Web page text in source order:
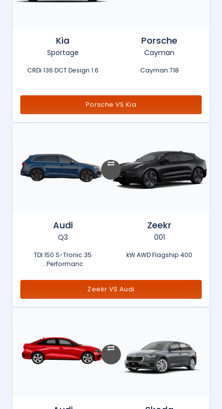
Porsche
Cayman
718 Cayman
Kia
Sportage
1.6 CRDi 136 DCT Design
Porsche VS Kia
Zeekr
001
400 kW AWD Flagship
Audi
Q3
35 TDI 150 S-Tronic
Performanc...
Zeekr VS Audi